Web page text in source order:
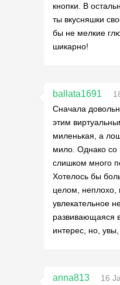
кнопки. В
ты вкусняшки
бы не мелкие
шикарно!
ballata1691
Сначала
этим
миленькая, а
мило. Однако со
слишком много
Хотелось бы
целом, неплохо,
увлекательное
развивающаяся
интерес, но, увы,
anna813
16